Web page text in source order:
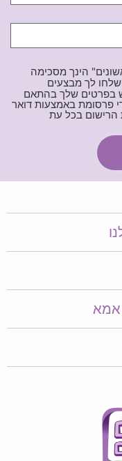
הינך מסכימה
לך מבצעים
בפרטים שלך בהתאם
פרסומת באמצעות דואר
אמא​​